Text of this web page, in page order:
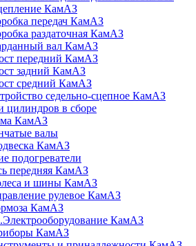
КамАЗ
передач КамАЗ
раздаточная КамАЗ
вал КамАЗ
передний КамАЗ
задний КамАЗ
средний КамАЗ
седельно-сцепное КамАЗ
цилиндров в сборе
КамАЗ
валы
КамАЗ
подогреватели
передняя КамАЗ
и шины КамАЗ
рулевое КамАЗ
КамАЗ
КамАЗ
КамАЗ